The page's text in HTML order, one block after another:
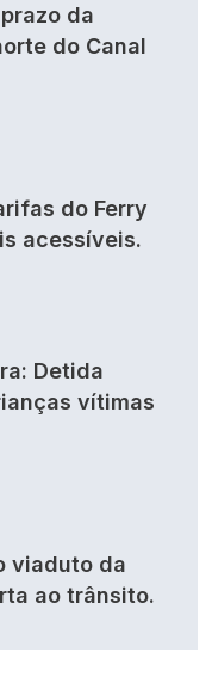
da
do Canal
do Ferry
acessíveis.
Detida
vítimas
viaduto da
ao trânsito.